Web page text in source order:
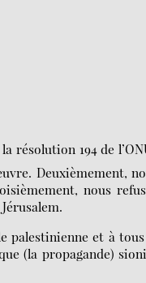
résolution 194 de
Deuxièmement,
nous
palestinienne et à
(la propagande)